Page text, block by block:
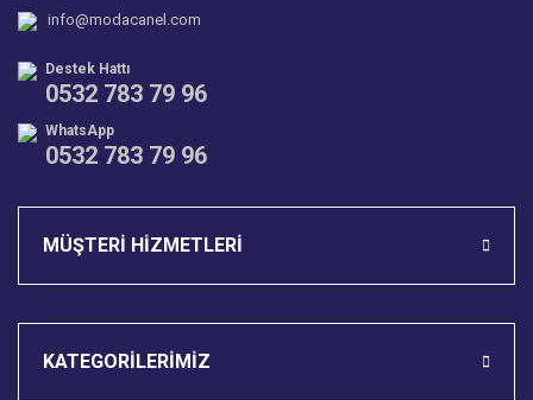
Bu ürüne benzer farklı alternatifler olmalı.
info@modacanel.com
Destek Hattı
0532 783 79 96
WhatsApp
0532 783 79 96
MÜŞTERİ HİZMETLERİ
KATEGORİLERİMİZ